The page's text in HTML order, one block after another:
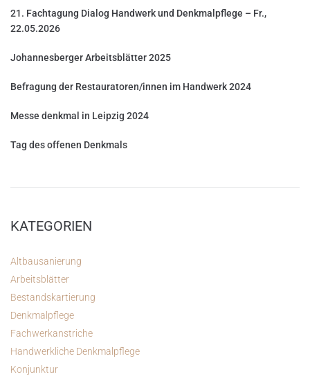
21. Fachtagung Dialog Handwerk und Denkmalpflege – Fr.,
22.05.2026
Johannesberger Arbeitsblätter 2025
Befragung der Restauratoren/innen im Handwerk 2024
Messe denkmal in Leipzig 2024
Tag des offenen Denkmals
KATEGORIEN
Altbausanierung
Arbeitsblätter
Bestandskartierung
Denkmalpflege
Fachwerkanstriche
Handwerkliche Denkmalpflege
Konjunktur